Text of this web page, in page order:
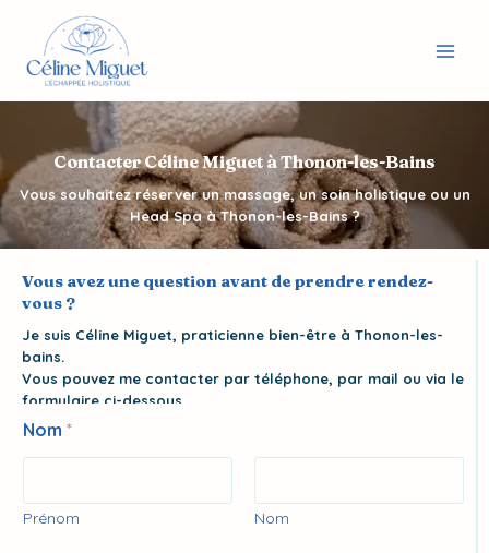
contenu
Contacter Céline Miguet à Thonon-les-Bains
Vous souhaitez réserver un massage, un soin holistique ou un
Head Spa à Thonon-les-Bains ?
Vous avez une question avant de prendre rendez-
vous ?
Je suis Céline Miguet, praticienne bien-être à Thonon-les-
bains.
Vous pouvez me contacter par téléphone, par mail ou via le
formulaire ci-dessous.
e
E
m
a
Nom *
Prénom Nom